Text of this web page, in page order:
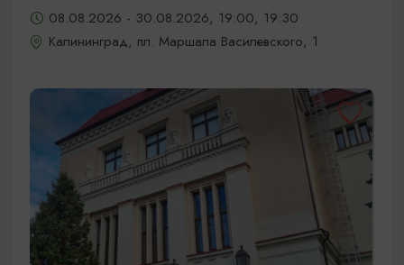
08.08.2026 - 30.08.2026, 19:00, 19:30
Калининград, пл. Маршала Василевского, 1